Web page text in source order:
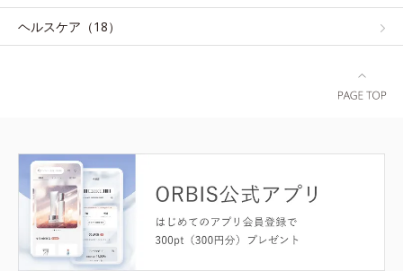
ヘルスケア（18）